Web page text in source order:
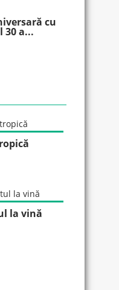
cu
30 a...
la vină